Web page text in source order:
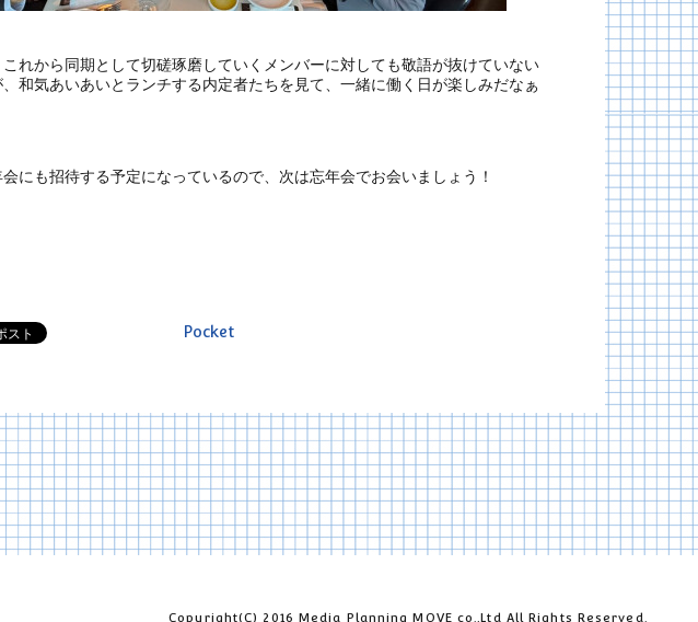
れから同期として切磋琢磨していくメンバーに対しても敬語が抜けていない
和気あいあいとランチする内定者たちを見て、一緒に働く日が楽しみだなぁ
にも招待する予定になっているので、次は忘年会でお会いましょう！
Pocket
Copyright(C) 2016 Media Planning MOVE co.,Ltd All Rights Reserved.